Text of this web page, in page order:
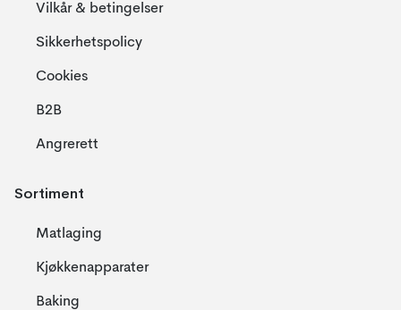
Vilkår & betingelser
Sikkerhetspolicy
Cookies
B2B
Angrerett
Sortiment
Matlaging
Kjøkkenapparater
Baking